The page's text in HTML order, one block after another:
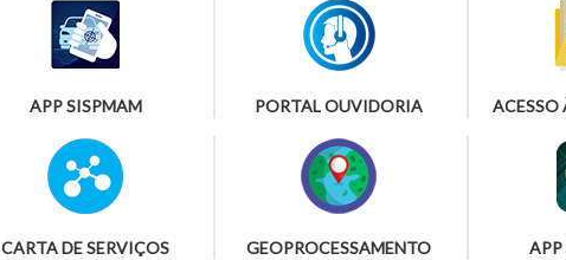
APP SISPMAM PORTAL OUVIDORIA ACESSO
CARTA DE SERVIÇOS GEOPROCESSAMENTO